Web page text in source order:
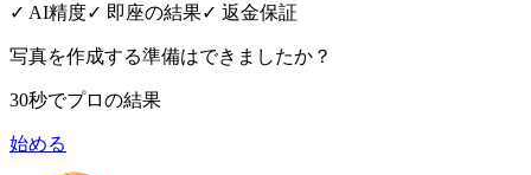
✓ AI精度✓ 即座の結果✓ 返金保証
写真を作成する準備はできましたか？
30秒でプロの結果
始める